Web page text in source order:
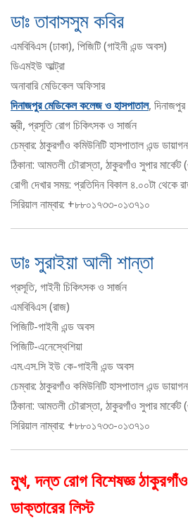
ডাঃ তাবাসসুম কবির
এমবিবিএস (ঢাকা), পিজিটি (গাইনী এন্ড অবস)
ডিএমইউ আল্ট্রা
অনাবারি মেডিকেল অফিসার
দিনাজপুর মেডিকেল কলেজ ও হাসপাতাল, দিনাজপুর
স্ত্রী, প্রসূতি রোগ চিকিৎসক ও সার্জন
চেম্বার: ঠাকুরগাঁও কমিউনিটি হাসপাতাল এন্ড
ঠিকানা: আমতলী চৌরাস্তা, ঠাকুরগাঁও সুপার
রোগী দেখার সময়: প্রতিদিন বিকাল ৪.০০টা থেকে
সিরিয়াল নাম্বার: +৮৮০১৭৩৩-০১৩৭১০
ডাঃ সুরাইয়া আলী শান্তা
প্রসূতি, গাইনী চিকিৎসক ও সার্জন
এমবিবিএস (রাজ)
পিজিটি-গাইনী এন্ড অবস
পিজিটি-এনেস্থেশিয়া
এম.এস.সি ইউ কে-গাইনী এন্ড অবস
চেম্বার: ঠাকুরগাঁও কমিউনিটি হাসপাতাল এন্ড
ঠিকানা: আমতলী চৌরাস্তা, ঠাকুরগাঁও সুপার
সিরিয়াল নাম্বার: +৮৮০১৭৩৩-০১৩৭১০
মুখ, দন্ত রোগ বিশেষজ্ঞ
ডাক্তারের লিস্ট